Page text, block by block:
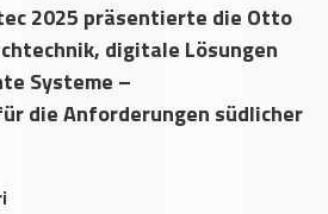
2025 präsentierte die Otto
digitale Lösungen
Systeme –
die Anforderungen südlicher